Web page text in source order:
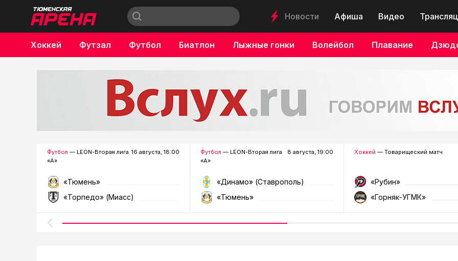
Новости Афиша Видео
Хоккей Футзал Футбол Биатлон Лыжные гонки Волейбол Плавание
Бокс
Футбол — LEON-Вторая лига
«А»
16 августа, 18:00
«Тюмень»
«Торпедо» (Миасс)
Футбол — LEON-Вторая лига
«А»
8 августа, 19:00
«Динамо» (Ставрополь)
«Тюмень»
Хоккей — Товарищеский матч
«Рубин»
«Горняк-УГМК»